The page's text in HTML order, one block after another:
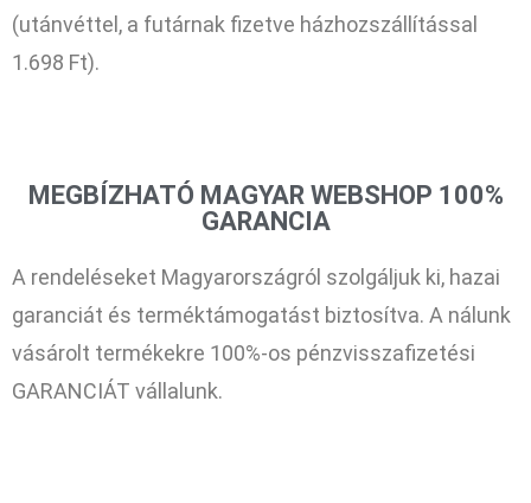
(utánvéttel, a futárnak fizetve házhozszállítással
1.698 Ft).
MEGBÍZHATÓ MAGYAR WEBSHOP 100%
GARANCIA
A rendeléseket Magyarországról szolgáljuk ki, hazai
garanciát és terméktámogatást biztosítva. A nálunk
vásárolt termékekre 100%-os pénzvisszafizetési
GARANCIÁT vállalunk.